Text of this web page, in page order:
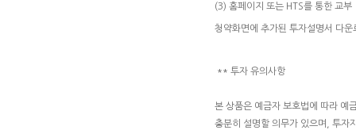
(3) 홈페이지 또는 HTS를 통한 교부
청약화면에 추가된 투자설명서 다
** 투자 유의사항
본 상품은 예금자 보호법에 따라 예
충분히 설명할 의무가 있으며, 투자